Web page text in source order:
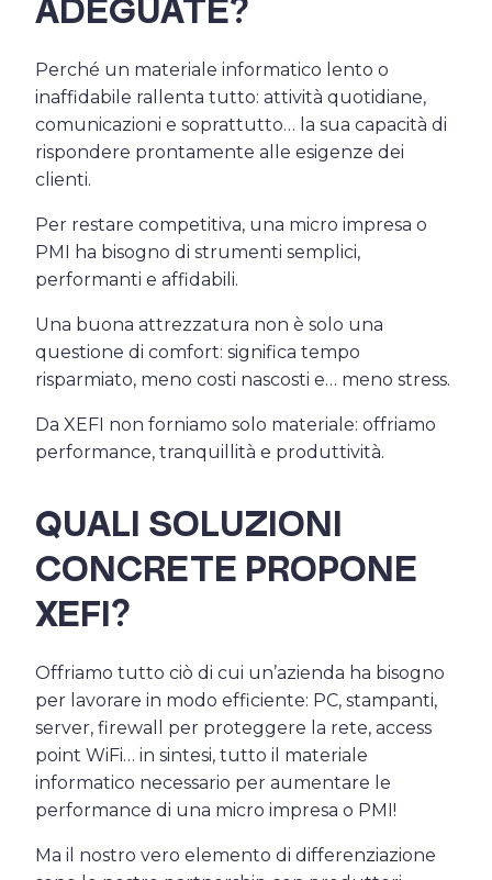
ADEGUATE?
Perché un materiale informatico lento o
inaffidabile rallenta tutto: attività quotidiane,
comunicazioni e soprattutto… la sua capacità di
rispondere prontamente alle esigenze dei
clienti.
Per restare competitiva, una micro impresa o
PMI ha bisogno di strumenti semplici,
performanti e affidabili.
Una buona attrezzatura non è solo una
questione di comfort: significa tempo
risparmiato, meno costi nascosti e… meno stress.
Da XEFI non forniamo solo materiale: offriamo
performance, tranquillità e produttività.
QUALI SOLUZIONI
CONCRETE PROPONE
XEFI?
Offriamo tutto ciò di cui un’azienda ha bisogno
per lavorare in modo efficiente: PC, stampanti,
server, firewall per proteggere la rete, access
point WiFi… in sintesi, tutto il materiale
informatico necessario per aumentare le
performance di una micro impresa o PMI!
Ma il nostro vero elemento di differenziazione